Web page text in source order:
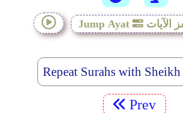
Jump Ayat الآيات
Prev